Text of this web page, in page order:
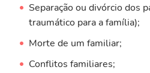
Separação ou divórcio dos
traumático para a família);
Morte de um familiar;
Conflitos familiares;